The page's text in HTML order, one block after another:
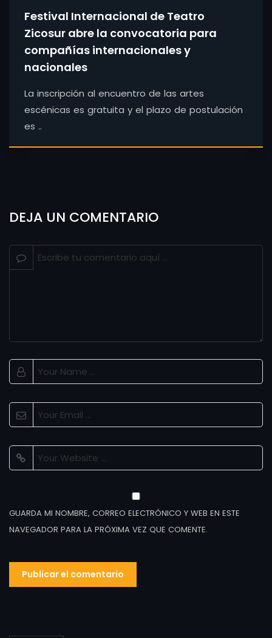
Festival Internacional de Teatro
Zicosur abre la convocatoria para
compañías internacionales y
nacionales
La inscripción al encuentro de las artes
escénicas es gratuita y el plazo de postulación
es ..
DEJA UN COMENTARIO
GUARDA MI NOMBRE, CORREO ELECTRÓNICO Y WEB EN ESTE
NAVEGADOR PARA LA PRÓXIMA VEZ QUE COMENTE.